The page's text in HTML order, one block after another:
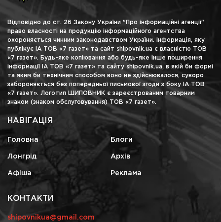
Відповідно до ст. 26 Закону України "Про інформаційні агенції"
право власності на продукцію інформаційного агентства
охороняється чинним законодавством України. Інформація, яку
публікує ІА ТОВ «7 газет» та сайт shipovnik.ua є власністю ТОВ
«7 газет». Будь-яке копіювання або будь-яке інше поширення
інформації ІА ТОВ «7 газет» та сайту shipovnik.ua, в якій би формі
та яким би технічним способом воно не здійснювалося, суворо
забороняється без попередньої письмової згоди з боку ІА ТОВ
«7 газет». Логотип ШИПОВНИК є зареєстрованим товарним
знаком (знаком обслуговування) ТОВ «7 газет».
НАВІГАЦІЯ
Головна Блоги
Лонгрід Архів
Афіша Реклама
КОНТАКТИ
shipovnikua@gmail.com